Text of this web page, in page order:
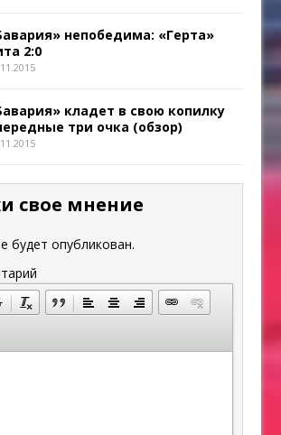
непобедима: «Герта»
2:0
кладет в свою копилку
три очка (обзор)
свое мнение
будет опубликован.